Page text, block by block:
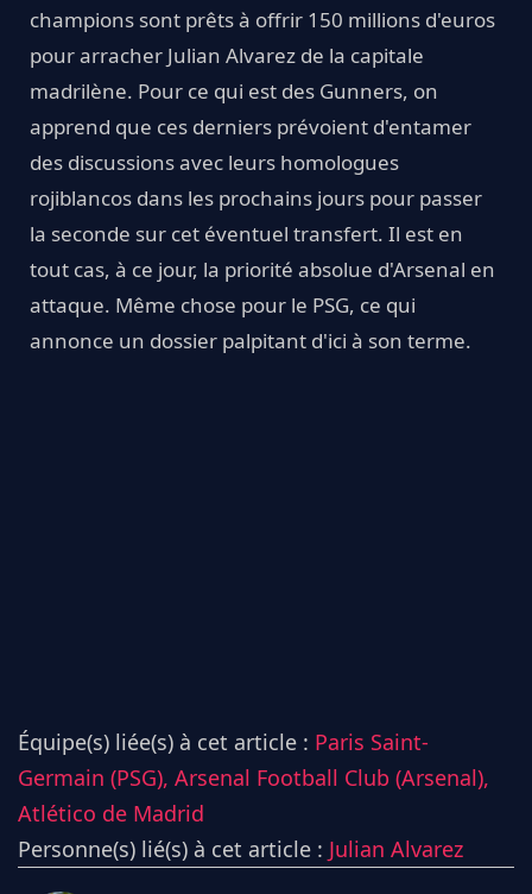
champions sont prêts à offrir 150 millions d'euros
pour arracher Julian Alvarez de la capitale
madrilène. Pour ce qui est des Gunners, on
apprend que ces derniers prévoient d'entamer
des discussions avec leurs homologues
rojiblancos dans les prochains jours pour passer
la seconde sur cet éventuel transfert. Il est en
tout cas, à ce jour, la priorité absolue d'Arsenal en
attaque. Même chose pour le PSG, ce qui
annonce un dossier palpitant d'ici à son terme.
Équipe(s) liée(s) à cet article : Paris Saint-
Germain (PSG), Arsenal Football Club (Arsenal),
Atlético de Madrid
Personne(s) lié(s) à cet article : Julian Alvarez